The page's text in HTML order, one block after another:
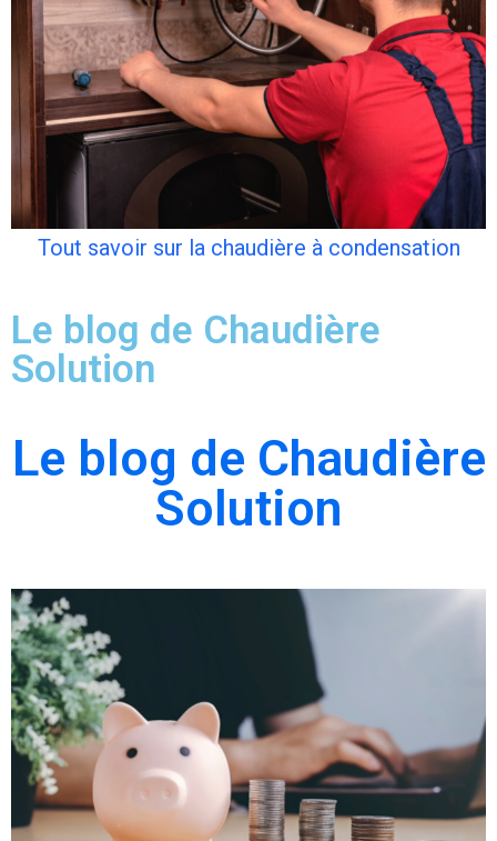
Tout savoir sur la chaudière à condensation
Le blog de Chaudière
Solution
Le blog de Chaudière
Solution